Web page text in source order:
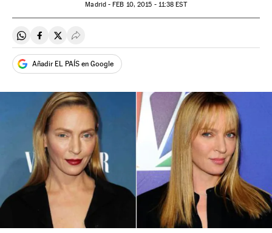
Madrid -FEB 10, 2015 - 11:38 EST
Compartir en Whatsapp
Compartir en Facebook
Compartir en Twitter
Desplegar Redes Sociales
Añadir EL PAÍS en Google